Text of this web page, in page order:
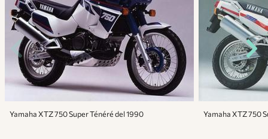
Yamaha XTZ 750 Super Ténéré del 1990 Yamaha XTZ 750